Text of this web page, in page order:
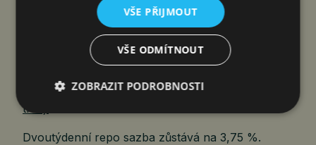
ČNB NEZMĚNILA ÚROKOVÉ SAZBY,
INFLAČNÍ RIZIKA TRVAJÍ
6. 8. 2026
Dvoutýdenní repo sazba zůstává na 3,75 %.
VŠE PŘIJMOUT
VŠE ODMÍTNOUT
ZOBRAZIT PODROBNOSTI